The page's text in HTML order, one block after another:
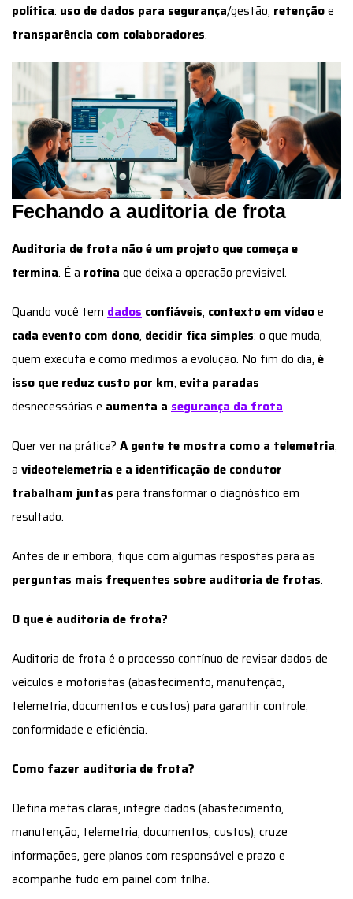
política: uso de dados para segurança/gestão, retençãoe
transparência com colaboradores.
Fechando a auditoria de frota
Auditoria de frota não é um projeto que começa e
termina. É a rotina que deixa a operação previsível.
Quando você tem dados confiáveis, contexto em vídeoe
cada evento com dono, decidir fica simples: o que muda,
quem executa e como medimos a evolução. No fim do dia, é
isso que reduz custo por km, evita paradas
desnecessárias e aumenta a segurança da frota.
Quer ver na prática? A gente te mostra como a telemetria,
a videotelemetria e a identificação de condutor
trabalham juntas para transformar o diagnóstico em
resultado.
Antes de ir embora, fique com algumas respostas para as
perguntas mais frequentes sobre auditoria de frotas.
O que é auditoria de frota?
Auditoria de frota é o processo contínuo de revisar dados de
veículos e motoristas (abastecimento, manutenção,
telemetria, documentos e custos) para garantir controle,
conformidade e eficiência.
Como fazer auditoria de frota?
Defina metas claras, integre dados (abastecimento,
manutenção, telemetria, documentos, custos), cruze
informações, gere planos com responsável e prazo e
acompanhe tudo em painel com trilha.